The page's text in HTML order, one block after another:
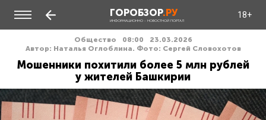
ГОРОБЗОР.РУ
ИНФОРМАЦИОННО - НОВОСТНОЙ ПОРТАЛ
18+
Общество 08:00
23.03.2026
Автор: Наталья Оглоблина. Фото: Сергей Словохотов
Мошенники похитили более 5 млн рублей
у жителей Башкирии